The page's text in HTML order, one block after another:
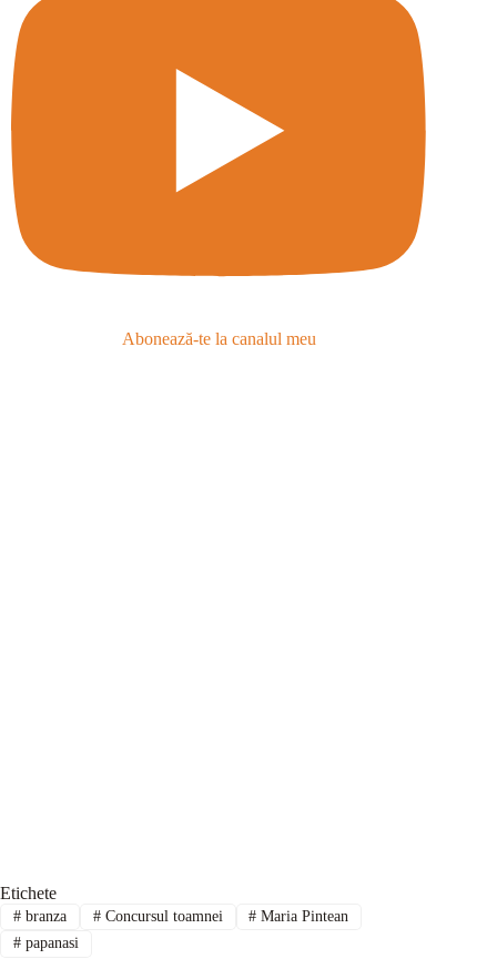
Abonează-te la canalul meu
Etichete
#branza #Concursul toamnei # Maria Pintean
#papanasi